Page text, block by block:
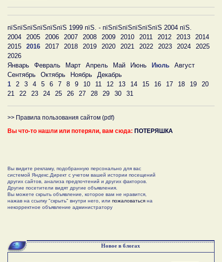
пїЅпїЅпїЅпїЅпїЅпїЅ 1999 пїЅ. - пїЅпїЅпїЅпїЅпїЅпїЅ 2004 пїЅ.
2004
2005 2006 2007 2008 2009 2010 2011 2012 2013
2014
2015
2016 2017 2018 2019 2020 2021 2022 2023 2024
2025
2026
Январь
Февраль Март Апрель Май Июнь Июль
Август
Сентябрь
Октябрь Ноябрь
Декабрь
1
2 3 4 5 6 7 8 9 10 11 12 13 14 15 16 17 18 19
20
21
22 23 24 25 26 27 28 29 30 31
>> Правила пользования сайтом (pdf)
Вы что-то нашли или потеряли, вам сюда: ПОТЕРЯШКА
Вы видите рекламу, подобранную персонально для вас
системой Яндекс.Директ с учетом вашей истории посещений
других сайтов, анализа предпочтений и других факторов.
Другие посетители видят другие объявления.
Вы можете скрыть объявление, которое вам не нравится,
нажав на ссылку "скрыть" внутри него, или пожаловаться на
некорректное объявление администратору
Новое в блогах